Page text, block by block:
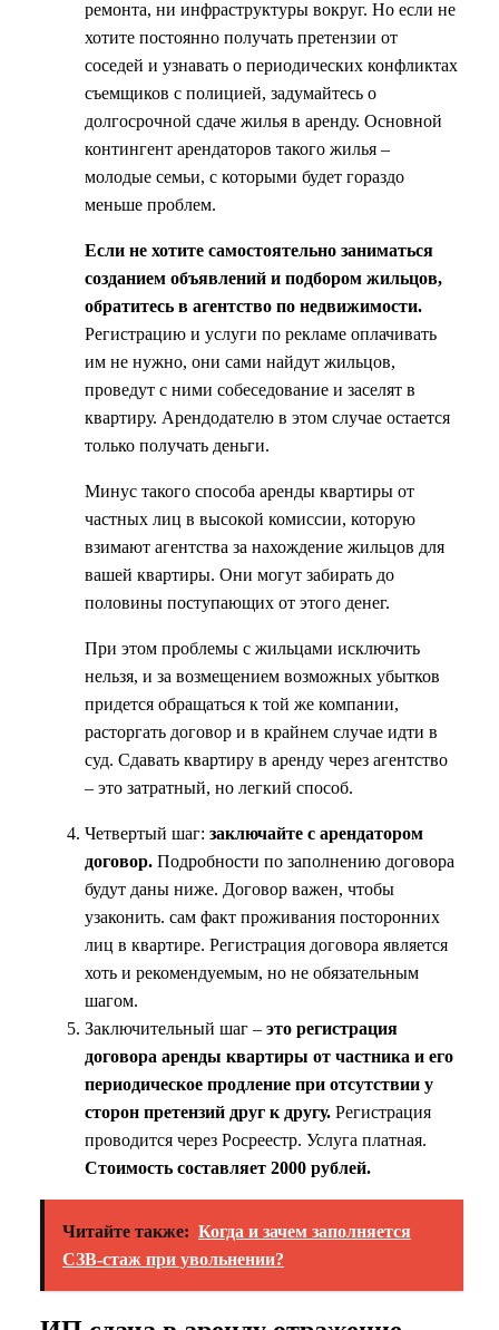
ремонта, ни инфраструктуры вокруг. Но если не
хотите постоянно получать претензии от
соседей и узнавать о периодических конфликтах
съемщиков с полицией, задумайтесь о
долгосрочной сдаче жилья в аренду. Основной
контингент арендаторов такого жилья –
молодые семьи, с которыми будет гораздо
меньше проблем.
Если не хотите самостоятельно заниматься
созданием объявлений и подбором жильцов,
обратитесь в агентство по недвижимости.
Регистрацию и услуги по рекламе оплачивать
им не нужно, они сами найдут жильцов,
проведут с ними собеседование и заселят в
квартиру. Арендодателю в этом случае остается
только получать деньги.
Минус такого способа аренды квартиры от
частных лиц в высокой комиссии, которую
взимают агентства за нахождение жильцов для
вашей квартиры. Они могут забирать до
половины поступающих от этого денег.
При этом проблемы с жильцами исключить
нельзя, и за возмещением возможных убытков
придется обращаться к той же компании,
расторгать договор и в крайнем случае идти в
суд. Сдавать квартиру в аренду через агентство
– это затратный, но легкий способ.
Четвертый шаг: заключайте с арендатором
договор. Подробности по заполнению договора
будут даны ниже. Договор важен, чтобы
узаконить. сам факт проживания посторонних
лиц в квартире. Регистрация договора является
хоть и рекомендуемым, но не обязательным
шагом.
Заключительный шаг – это регистрация
договора аренды квартиры от частника и его
периодическое продление при отсутствии у
сторон претензий друг к другу. Регистрация
проводится через Росреестр. Услуга платная.
Стоимость составляет 2000 рублей.
Читайте также: Когда и зачем заполняется
СЗВ-стаж при увольнении?